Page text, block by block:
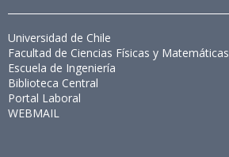
Universidad de Chile
Facultad de Ciencias Físicas y Matemáticas
Escuela de Ingeniería
Biblioteca Central
Portal Laboral
WEBMAIL